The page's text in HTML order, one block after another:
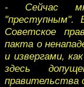
- Сейчас
"преступным".
Советское
пакта о
и извергами,
здесь
правительства